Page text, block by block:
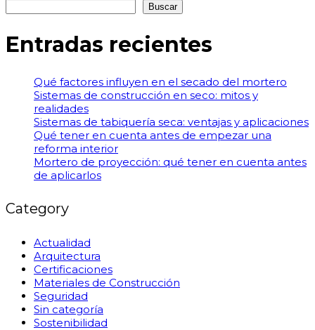
Buscar
Entradas recientes
Qué factores influyen en el secado del mortero
Sistemas de construcción en seco: mitos y
realidades
Sistemas de tabiquería seca: ventajas y aplicaciones
Qué tener en cuenta antes de empezar una
reforma interior
Mortero de proyección: qué tener en cuenta antes
de aplicarlos
Category
Actualidad
Arquitectura
Certificaciones
Materiales de Construcción
Seguridad
Sin categoría
Sostenibilidad